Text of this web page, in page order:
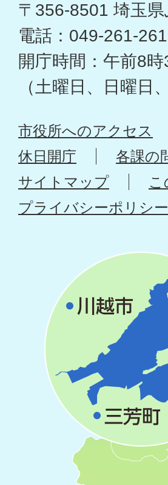
〒356-8501 埼玉
電話：049-261-
開庁時間：午前8
（土曜日、日曜日
市役所へのアクセス
休日開庁
各課の
サイトマップ
プライバシーポリシー